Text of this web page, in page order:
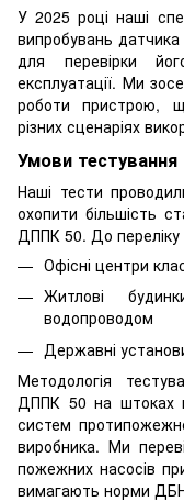
У 2025 році наші
випробувань
для перевірки
експлуатації. Ми
роботи пристрою,
різних сценаріях
Умови тестування
Наші тести
охопити більшість
ДППК 50. До переліку
Офісні центри
Житлові
водопроводом
Державні
Методологія
ДППК 50 на штоках
систем
виробника. Ми
пожежних насосів
вимагають норми